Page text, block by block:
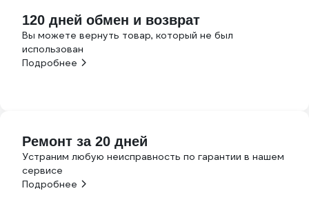
120 дней обмен и возврат
Вы можете вернуть товар, который не был
использован
Подробнее
Ремонт за 20 дней
Устраним любую неисправность по гарантии в нашем
сервисе
Подробнее